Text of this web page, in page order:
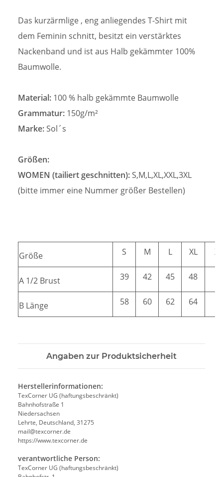
Das kurzärmlige , eng anliegendes T-Shirt mit
dem Feminin schnitt, besitzt ein verstärktes
Nackenband und ist aus Halb gekämmter 100%
Baumwolle.
Material: 100 % halb gekämmte Baumwolle
Grammatur: 150g/m²
Marke: Sol´s
Größen:
WOMEN (tailiert geschnitten): S,M,L,XL,XXL,3XL
(bitte immer eine Nummer größer Bestellen)
Größe S M L XL
A 1/2 Brust 39 42 45 48
B Länge 58 60 62 64
Angaben zur Produktsicherheit
Herstellerinformationen:
TexCorner UG (haftungsbeschränkt)
Bahnhofstraße 1
Niedersachsen
Lehrte, Deutschland, 31275
mail@texcorner.de
https://www.texcorner.de
verantwortliche Person:
TexCorner UG (haftungsbeschränkt)